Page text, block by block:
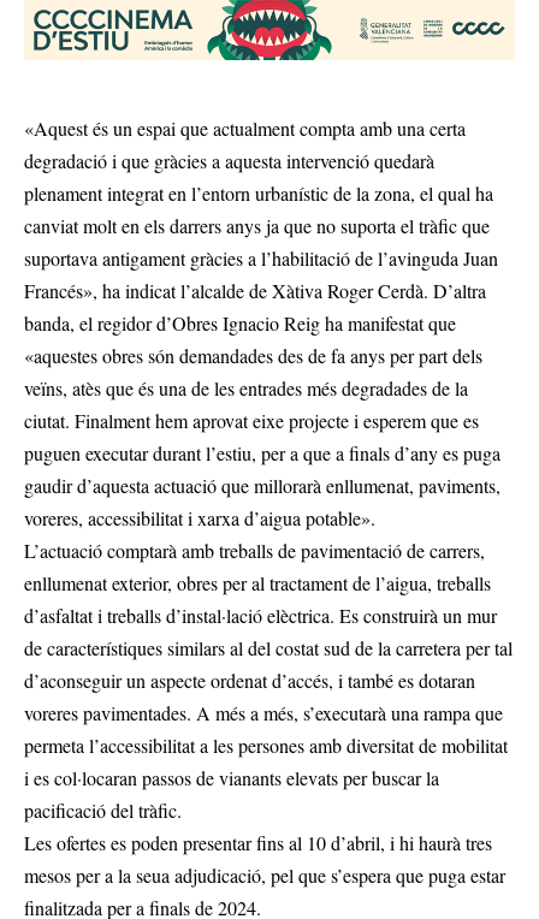
«Aquest és un espai que actualment compta amb una certa
degradació i que gràcies a aquesta intervenció quedarà
plenament integrat en l’entorn urbanístic de la zona, el qual ha
canviat molt en els darrers anys ja que no suporta el tràfic que
suportava antigament gràcies a l’habilitació de l’avinguda Juan
Francés», ha indicat l’alcalde de Xàtiva Roger Cerdà. D’altra
banda, el regidor d’Obres Ignacio Reig ha manifestat que
«aquestes obres són demandades des de fa anys per part dels
veïns, atès que és una de les entrades més degradades de la
ciutat. Finalment hem aprovat eixe projecte i esperem que es
puguen executar durant l’estiu, per a que a finals d’any es puga
gaudir d’aquesta actuació que millorarà enllumenat, paviments,
voreres, accessibilitat i xarxa d’aigua potable».
L’actuació comptarà amb treballs de pavimentació de carrers,
enllumenat exterior, obres per al tractament de l’aigua, treballs
d’asfaltat i treballs d’instal·lació elèctrica. Es construirà un mur
de característiques similars al del costat sud de la carretera per tal
d’aconseguir un aspecte ordenat d’accés, i també es dotaran
voreres pavimentades. A més a més, s’executarà una rampa que
permeta l’accessibilitat a les persones amb diversitat de mobilitat
i es col·locaran passos de vianants elevats per buscar la
pacificació del tràfic.
Les ofertes es poden presentar fins al 10 d’abril, i hi haurà tres
mesos per a la seua adjudicació, pel que s’espera que puga estar
finalitzada per a finals de 2024.